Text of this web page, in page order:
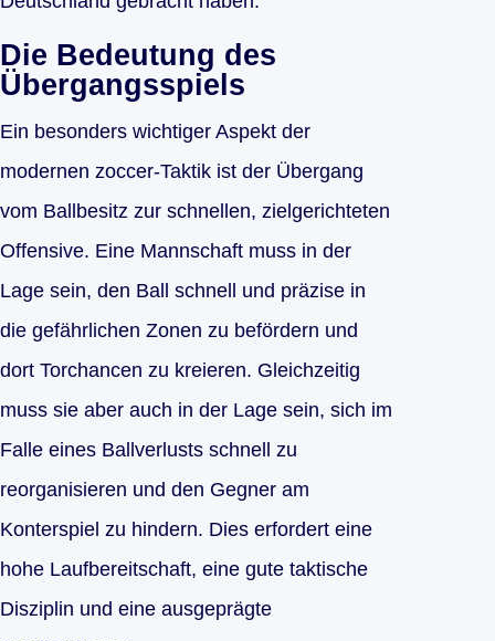
Die Bedeutung des
Übergangsspiels
Ein besonders wichtiger Aspekt der
modernen zoccer-Taktik ist der Übergang
vom Ballbesitz zur schnellen, zielgerichteten
Offensive. Eine Mannschaft muss in der
Lage sein, den Ball schnell und präzise in
die gefährlichen Zonen zu befördern und
dort Torchancen zu kreieren. Gleichzeitig
muss sie aber auch in der Lage sein, sich im
Falle eines Ballverlusts schnell zu
reorganisieren und den Gegner am
Konterspiel zu hindern. Dies erfordert eine
hohe Laufbereitschaft, eine gute taktische
Disziplin und eine ausgeprägte